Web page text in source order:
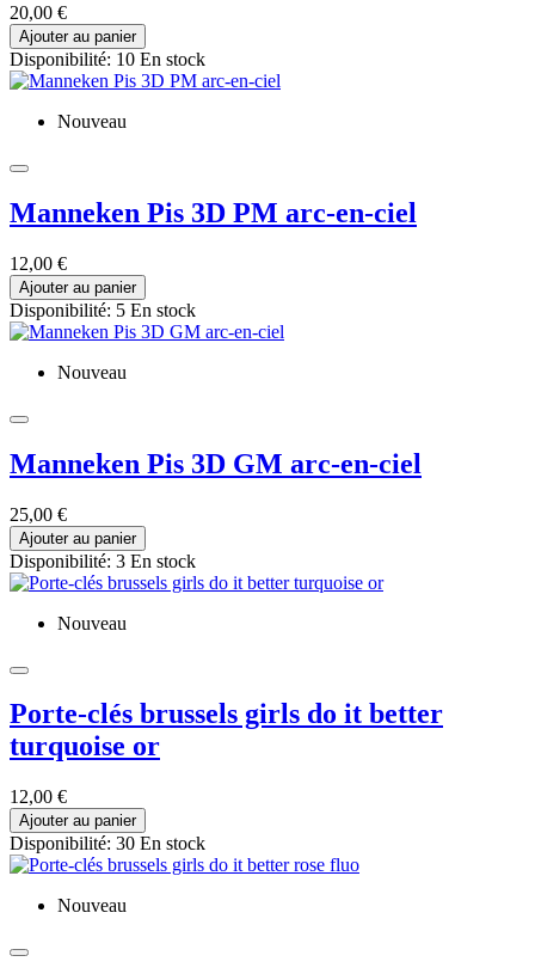
20,00 €
Ajouter au panier
Disponibilité: 10 En stock
Nouveau
Manneken Pis 3D PM arc-en-ciel
12,00 €
Ajouter au panier
Disponibilité: 5 En stock
Nouveau
Manneken Pis 3D GM arc-en-ciel
25,00 €
Ajouter au panier
Disponibilité: 3 En stock
Nouveau
Porte-clés brussels girls do it better
turquoise or
12,00 €
Ajouter au panier
Disponibilité: 30 En stock
Nouveau